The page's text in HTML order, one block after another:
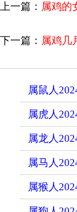
上一篇： 属鸡的
下一篇： 属鸡几
属鼠人
属虎人
属龙人
属马人
属猴人